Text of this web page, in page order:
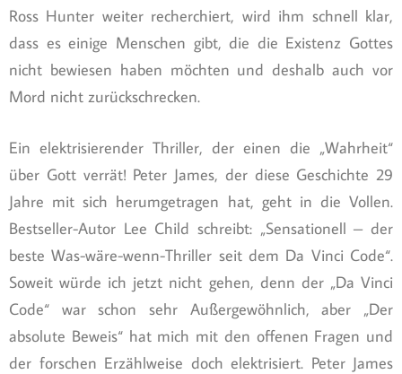
Ross Hunter weiter recherchiert, wird ihm schnell klar,
dass es einige Menschen gibt, die die Existenz Gottes
nicht bewiesen haben möchten und deshalb auch vor
Mord nicht zurückschrecken.
Ein elektrisierender Thriller, der einen die „Wahrheit“
über Gott verrät! Peter James, der diese Geschichte 29
Jahre mit sich herumgetragen hat, geht in die Vollen.
Bestseller-Autor Lee Child schreibt: „Sensationell – der
beste Was-wäre-wenn-Thriller seit dem Da Vinci Code“.
Soweit würde ich jetzt nicht gehen, denn der „Da Vinci
Code“ war schon sehr Außergewöhnlich, aber „Der
absolute Beweis“ hat mich mit den offenen Fragen und
der forschen Erzählweise doch elektrisiert. Peter James